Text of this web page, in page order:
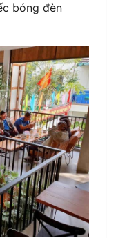
bóng đèn